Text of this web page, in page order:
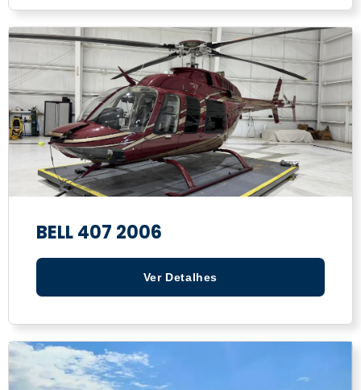
BELL 407 2006
Ver Detalhes